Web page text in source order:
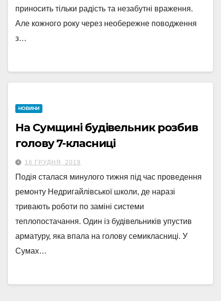
приносить тільки радість та незабутні враження.
Але кожного року через необережне поводження
з…
НОВИНИ
На Сумщині будівельник розбив
голову 7-класниці
16 ГРУДНЯ, 2019
Подія сталася минулого тижня під час проведення
ремонту Недригайлівської школи, де наразі
тривають роботи по заміні системи
теплопостачання. Один із будівельників упустив
арматуру, яка впала на голову семикласниці. У
Сумах…